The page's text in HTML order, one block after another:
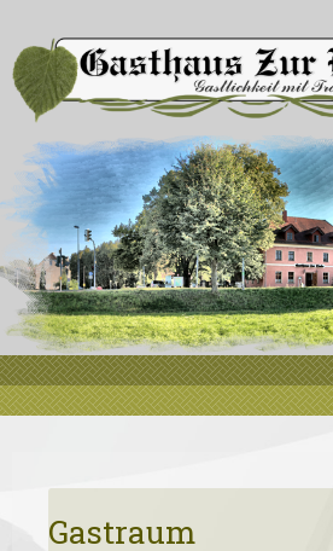
Gastraum